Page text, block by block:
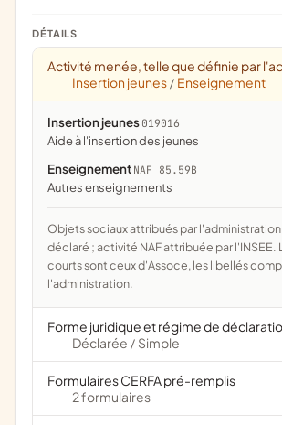
DÉTAILS
Activité menée, telle que définie par
Insertion jeunes / Enseignement
Insertion jeunes 019016
aide à l'insertion des jeunes
Enseignement NAF 85.59B
Autres enseignements
Objets sociaux attribués par l'administration d'après l'objet
déclaré ; activité NAF attribuée par l'INSEE.
courts sont ceux d'Assoce, les libellés
l'administration.
Forme juridique et régime de
Déclarée / Simple
Formulaires CERFA pré-remplis
2 formulaires